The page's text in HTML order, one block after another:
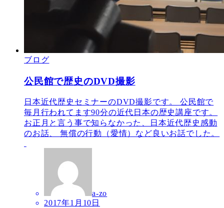
ブログ
公民館で歴史のDVD撮影
日本近代歴史セミナーのDVD撮影です。 公民館で
毎月行われてます90分の近代日本の歴史講座です。
お正月と言う事で知らなかった、日本近代歴史感動
のお話、 無償の行動（愛情）など良いお話でした。
a-zo
2017年1月10日